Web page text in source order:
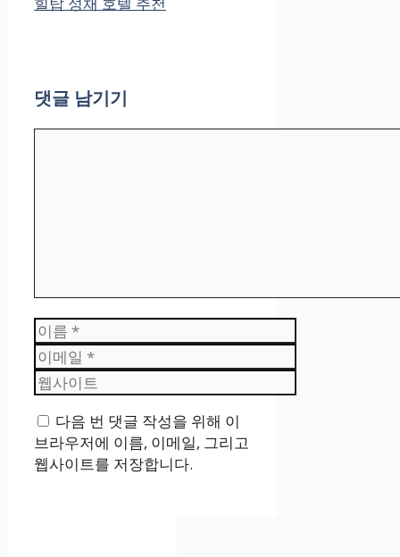
댓글 남기기
이
름
이
메
일
웹
사
이
트
다음 번 댓글 작성을 위해 이
브라우저에 이름, 이메일, 그리고
웹사이트를 저장합니다.